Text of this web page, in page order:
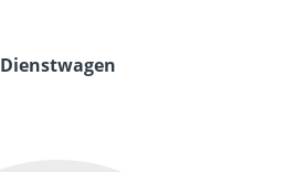
Dienstwagen